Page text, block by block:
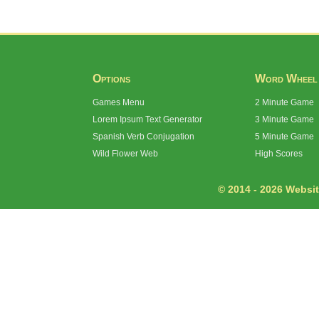
Options
Games Menu
Lorem Ipsum Text Generator
Spanish Verb Conjugation
Wild Flower Web
Word Wheel
2 Minute Game
3 Minute Game
5 Minute Game
High Scores
© 2014 - 2026